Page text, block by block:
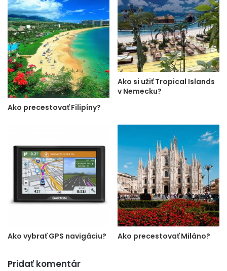
Ako precestovať Filipíny?
Ako si užiť Tropical Islands
v Nemecku?
Ako vybrať GPS navigáciu? Ako precestovať Miláno?
Pridať komentár